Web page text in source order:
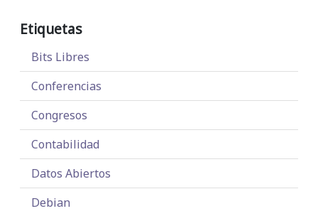
Etiquetas
Bits Libres
Conferencias
Congresos
Contabilidad
Datos Abiertos
Debian